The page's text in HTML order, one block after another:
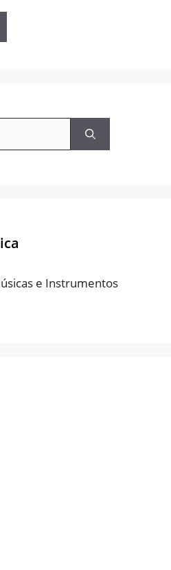
e Instrumentos